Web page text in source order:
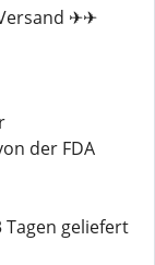
✈✈
der FDA
geliefert